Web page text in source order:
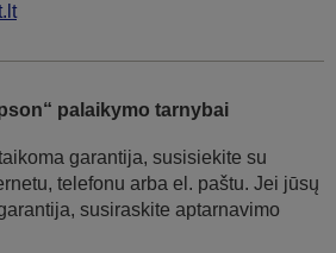
palaikymo tarnybai
garantija, susisiekite su
telefonu arba el. paštu. Jei jūsų
susiraskite aptarnavimo